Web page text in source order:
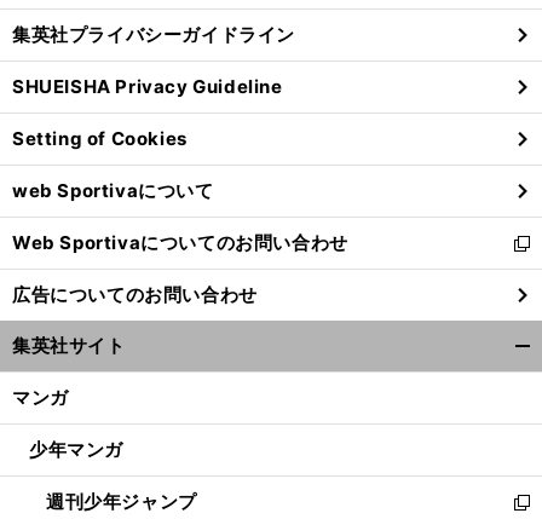
る
し
い
ウ
ィ
ン
ド
ウ
で
開
く
集英社プライバシーガイドライン
SHUEISHA Privacy Guideline
Setting of Cookies
web Sportivaについて
Web Sportivaについてのお問い合わせ
新
し
い
ウ
ィ
ン
ウ
開
く
広告についてのお問い合わせ
集英社サイト
マンガ
少年マンガ
週刊少年ジャンプ
新